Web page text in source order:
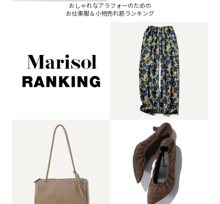
おしゃれなアラフォーのための
お仕事服＆小物売れ筋ランキング